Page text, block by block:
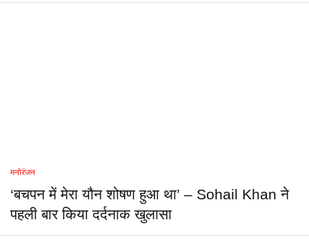
मनोरंजन
‘बचपन में मेरा यौन शोषण हुआ था’ – Sohail Khan ने
पहली बार किया दर्दनाक खुलासा